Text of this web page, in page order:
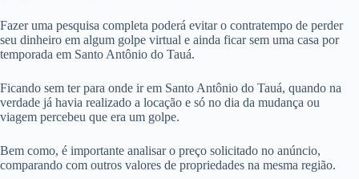
Fazer uma pesquisa completa poderá evitar o contratempo de perder
seu dinheiro em algum golpe virtual e ainda ficar sem uma casa por
temporada em Santo Antônio do Tauá.
Ficando sem ter para onde ir em Santo Antônio do Tauá, quando na
verdade já havia realizado a locação e só no dia da mudança ou
viagem percebeu que era um golpe.
Bem como, é importante analisar o preço solicitado no anúncio,
comparando com outros valores de propriedades na mesma região.